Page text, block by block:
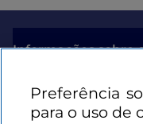
Informações sobre
Ligações úteis
Preferência
para o uso de